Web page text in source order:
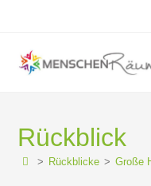
Rückblick
> Rückblicke > Große